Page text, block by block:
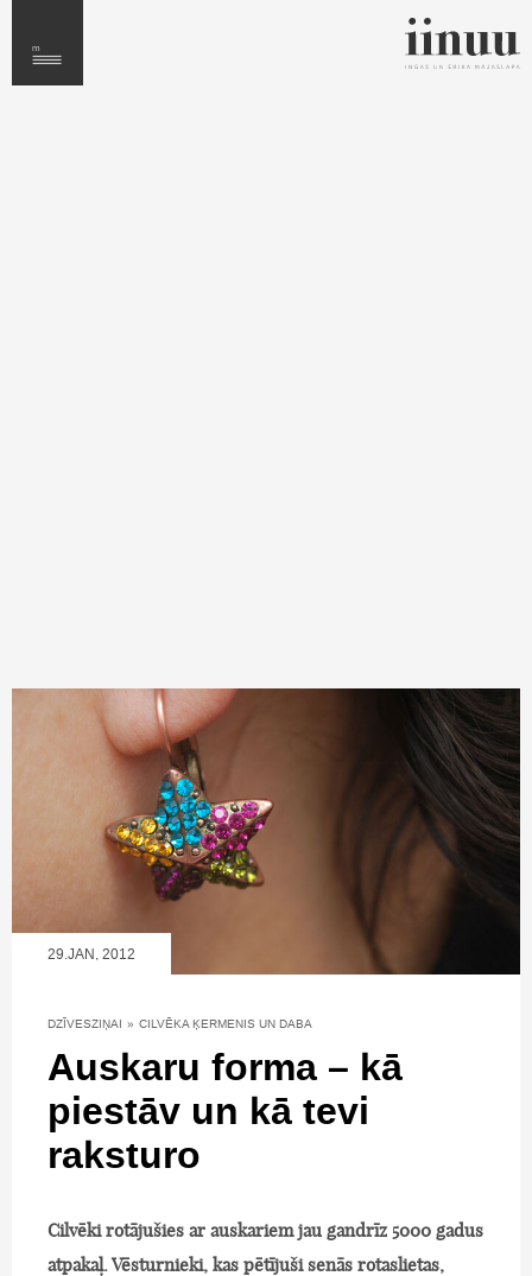
29.JAN, 2012
DZĪVESZIŅAI » CILVĒKA ĶERMENIS UN DABA
Auskaru forma – kā
piestāv un kā tevi
raksturo
Cilvēki rotājušies ar auskariem jau gandrīz 5000 gadus
atpakaļ. Vēsturnieki, kas pētījuši senās rotaslietas,